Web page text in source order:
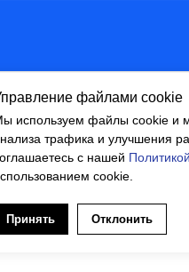
Отповикам
Контакты
55
файлами cookie
используем файлы cookie и
трафика и улучшения
с нашей
cookie.
Принять Отклонить